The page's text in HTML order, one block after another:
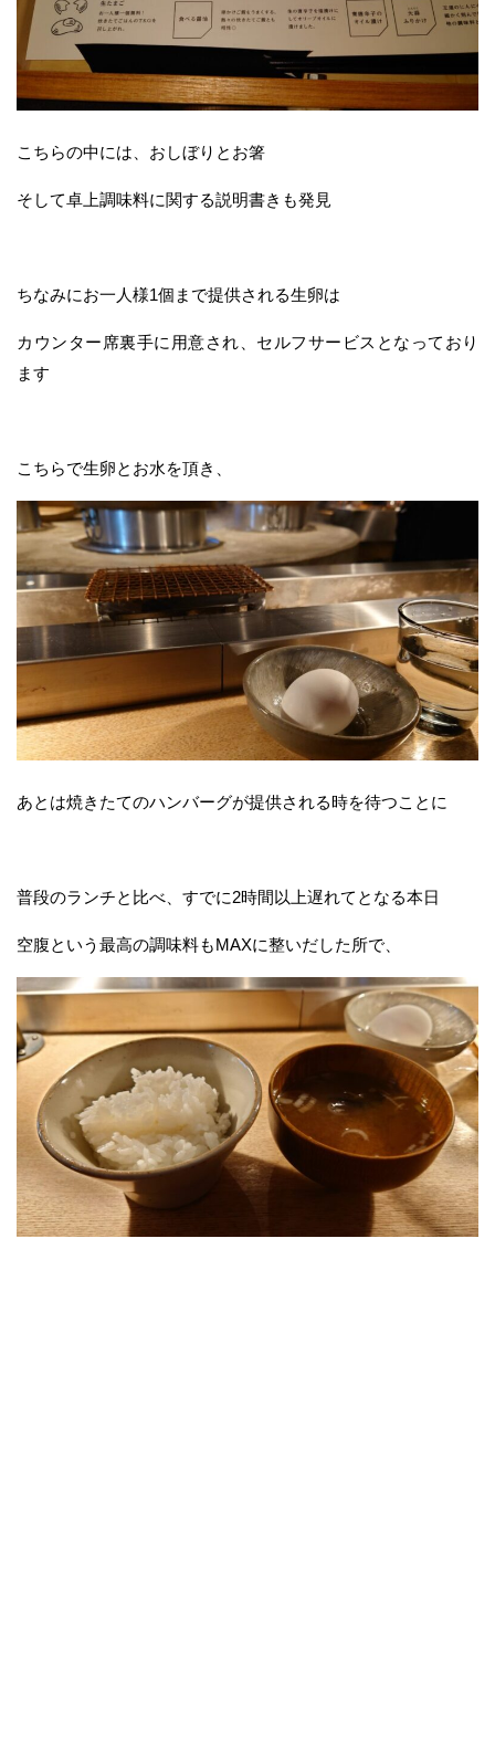
こちらの中には、おしぼりとお箸
そして卓上調味料に関する説明書きも発見
ちなみにお一人様1個まで提供される生卵は
カウンター席裏手に用意され、セルフサービスとなっており
ます
こちらで生卵とお水を頂き、
あとは焼きたてのハンバーグが提供される時を待つことに
普段のランチと比べ、すでに2時間以上遅れてとなる本日
空腹という最高の調味料もMAXに整いだした所で、